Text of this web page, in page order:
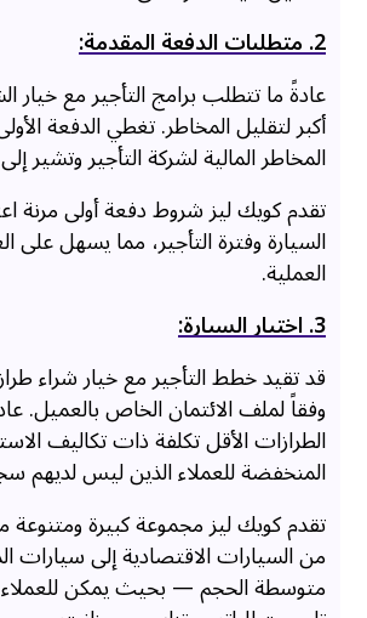
2. متطلبات الدفعة المقدمة:
عادةً ما تتطلب برامج التأجير مع خيار
أكبر لتقليل المخاطر. تغطي الدفعة
المخاطر المالية لشركة التأجير وتشير
تقدم كويك ليز شروط دفعة أولى مرنة
السيارة وفترة التأجير، مما يسهل على
العملية.
3. اختيار السيارة:
قد تقيد خطط التأجير مع خيار شراء
وفقاً لملف الائتمان الخاص بالعميل.
الطرازات الأقل تكلفة ذات تكاليف
المنخفضة للعملاء الذين ليس لديهم
تقدم كويك ليز مجموعة كبيرة
من السيارات الاقتصادية إلى سيارات
متوسطة الحجم — بحيث يمكن للعملاء